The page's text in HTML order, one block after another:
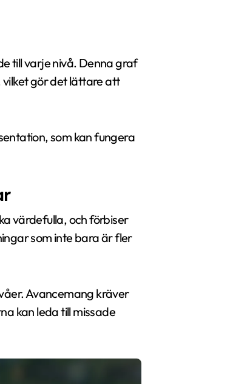
till varje nivå. Denna graf
gör det lättare att
som kan fungera
värdefulla, och förbiser
som inte bara är fler
Avancemang kräver
kan leda till missade